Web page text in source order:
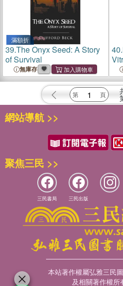
滿額折
39.The Onyx Seed: A Story
of Survival
無庫存
40.
網站導航 >>
聚焦三民 >>
三民書局 三民出版
本站著作權屬弘雅三民
及相關著作權所